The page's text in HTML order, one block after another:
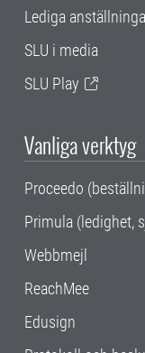
Lediga
SLU i media
SLU Play
Vanliga verktyg
Proceedo
Primula (ledighet,
Webbmejl
ReachMee
Edusign